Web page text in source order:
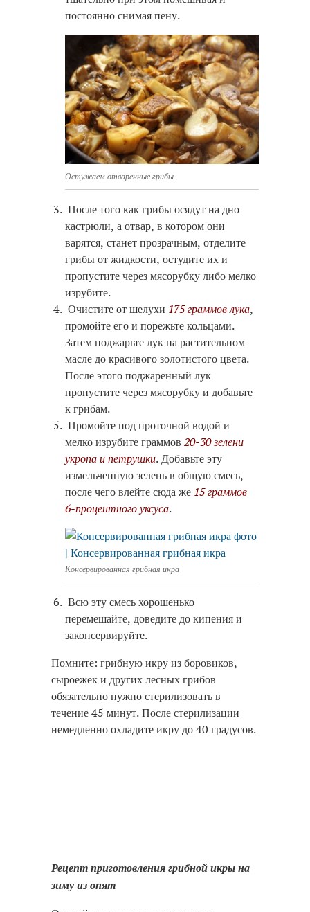
постоянно снимая пену.
Остужаем отваренные грибы
После того как грибы осядут на дно
кастрюли, а отвар, в котором они
варятся, станет прозрачным, отделите
грибы от жидкости, остудите их и
пропустите через мясорубку либо мелко
изрубите.
Очистите от шелухи 175 граммов лука,
промойте его и порежьте кольцами.
Затем поджарьте лук на растительном
масле до красивого золотистого цвета.
После этого поджаренный лук
пропустите через мясорубку и добавьте
к грибам.
Промойте под проточной водой и
мелко изрубите граммов 20-30 зелени
укропа и петрушки. Добавьте эту
измельченную зелень в общую смесь,
после чего влейте сюда же 15 граммов
6-процентного уксуса.
Консервированная грибная икра
Всю эту смесь хорошенько
перемешайте, доведите до кипения и
законсервируйте.
Помните: грибную икру из боровиков,
сыроежек и других лесных грибов
обязательно нужно стерилизовать в
течение 45 минут. После стерилизации
немедленно охладите икру до 40 градусов.
Рецепт приготовления грибной икры на
зиму из опят